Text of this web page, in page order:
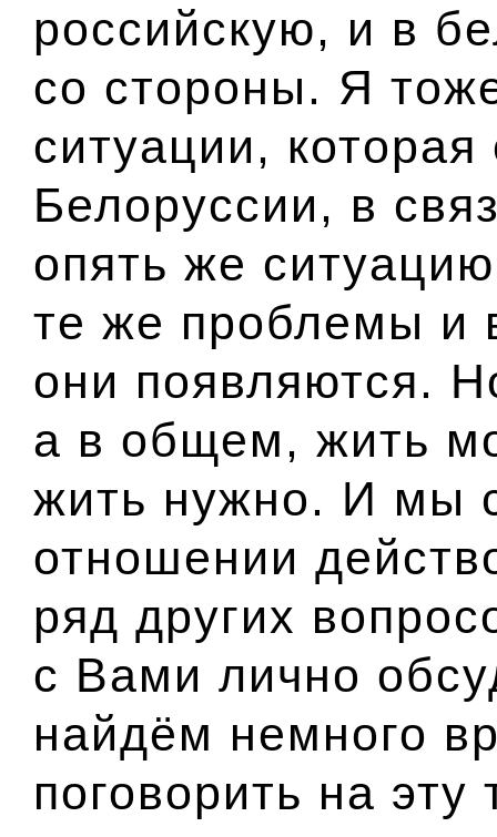
российскую, и в
со стороны. Я
ситуации,
Белоруссии, в
опять же
те же проблемы и
они появляются.
а в общем, жить
жить нужно. И мы
отношении
ряд других
с Вами лично
найдём немного
поговорить на эту